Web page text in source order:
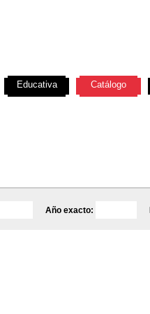
Año exacto:
Educativa Catálogo